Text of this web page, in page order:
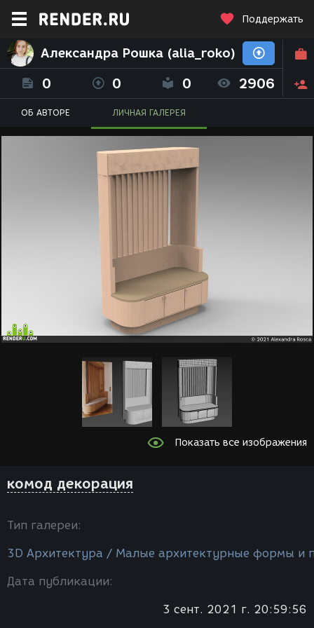
Поддержать
Александра Рошка (alia_roko)
0 0 0 2906
ОБ АВТОРЕ ЛИЧНАЯ ГАЛЕРЕЯ
Показать все изображения
комод декорация
Тип галереи:
3D Архитектура / Малые архитектурные формы и
Дата публикации:
3 сент. 2021 г. 20:59:56